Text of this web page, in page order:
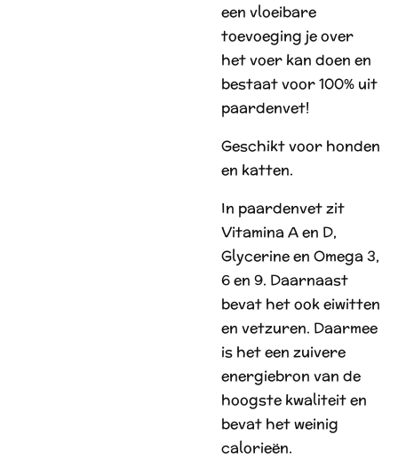
een vloeibare
toevoeging je over
het voer kan doen en
bestaat voor 100% uit
paardenvet!
Geschikt voor honden
en katten.
In paardenvet zit
Vitamina A en D,
Glycerine en Omega 3,
6 en 9. Daarnaast
bevat het ook eiwitten
en vetzuren. Daarmee
is het een zuivere
energiebron van de
hoogste kwaliteit en
bevat het weinig
calorieën.